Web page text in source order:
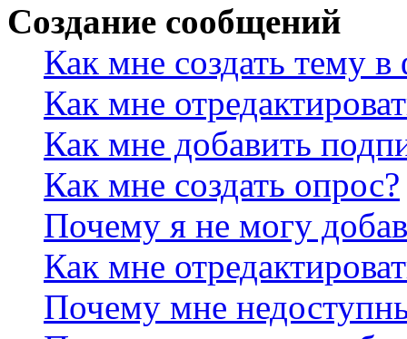
Создание сообщений
Как мне создать тему
Как мне
Как мне добавить
Как мне создать опрос?
Почему я не могу
Как мне
Почему мне